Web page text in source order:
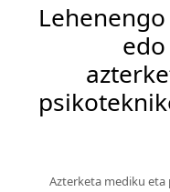
Azterketa mediku